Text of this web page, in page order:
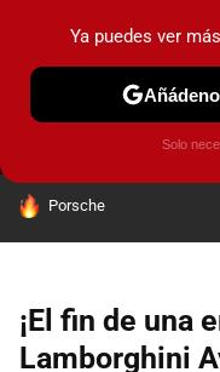
MENÚ
HOY SE HABLA DE
Porsche
¡El fin de una
Lamborghini
Ya puedes ver
Solo